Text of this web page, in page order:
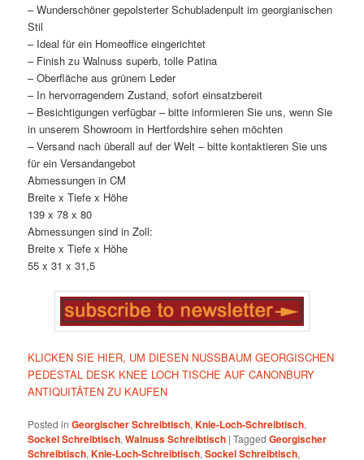
– Wunderschöner gepolsterter Schubladenpult im georgianischen
Stil
– Ideal für ein Homeoffice eingerichtet
– Finish zu Walnuss superb, tolle Patina
– Oberfläche aus grünem Leder
– In hervorragendem Zustand, sofort einsatzbereit
– Besichtigungen verfügbar – bitte informieren Sie uns, wenn Sie
in unserem Showroom in Hertfordshire sehen möchten
– Versand nach überall auf der Welt – bitte kontaktieren Sie uns
für ein Versandangebot
Abmessungen in CM
Breite x Tiefe x Höhe
139 x 78 x 80
Abmessungen sind in Zoll:
Breite x Tiefe x Höhe
55 x 31 x 31,5
KLICKEN SIE HIER, UM DIESEN NUSSBAUM GEORGISCHEN
PEDESTAL DESK KNEE LOCH TISCHE AUF CANONBURY
ANTIQUITÄTEN ZU KAUFEN
Posted in Georgischer Schreibtisch,Knie-Loch-Schreibtisch,
Sockel Schreibtisch,Walnuss Schreibtisch |Tagged Georgischer
Schreibtisch,Knie-Loch-Schreibtisch,Sockel Schreibtisch,